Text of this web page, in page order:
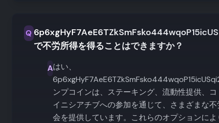
Q
で不労所得を得ることはできますか？
Aはい、
ンプコインは、ステーキング、流動性提供、
イニシアチブへの参加を通じて、さまざまな
会を提供しています。これらのオプションに